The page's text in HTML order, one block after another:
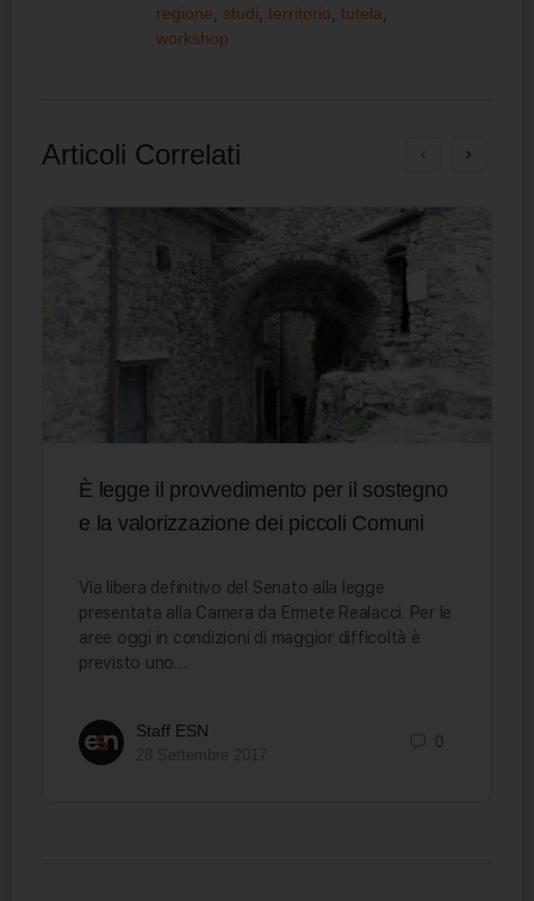
regione, studi, territorio, tutela,
workshop
Articoli Correlati
È legge il provvedimento per il sostegno
e la valorizzazione dei piccoli Comuni
Via libera definitivo del Senato alla legge
presentata alla Camera da Ermete Realacci. Per le
aree oggi in condizioni di maggior difficoltà è
previsto uno…
Staff ESN
0